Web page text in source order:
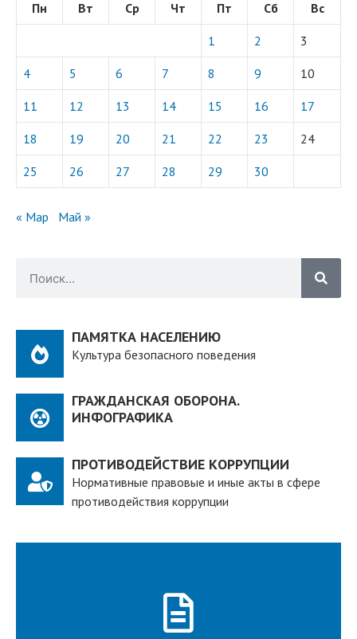
Пн Вт Ср Чт Пт Сб Вс
1 2 3
4 5 6 7 8 9 10
11 12 13 14 15 16 17
18 19 20 21 22 23 24
25 26 27 28 29 30
« Мар Май »
ПАМЯТКА НАСЕЛЕНИЮ
Культура безопасного поведения
ГРАЖДАНСКАЯ ОБОРОНА.
ИНФОГРАФИКА
ПРОТИВОДЕЙСТВИЕ КОРРУПЦИИ
Нормативные правовые и иные акты в сфере
противодействия коррупции
ПОДРОБНЕЕ